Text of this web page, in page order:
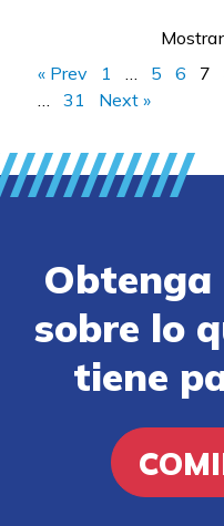
« Prev
1 5 6 7
31 Next »
sobre lo
tiene